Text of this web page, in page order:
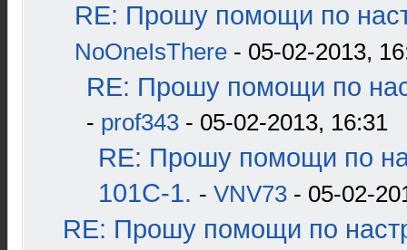
RE: Прошу помощи по
NoOneIsThere - 05-02-2013,
RE: Прошу помощи по
- prof343 - 05-02-2013, 16:31
RE: Прошу помощи по
101С-1. - VNV73 - 05-02-
RE: Прошу помощи по